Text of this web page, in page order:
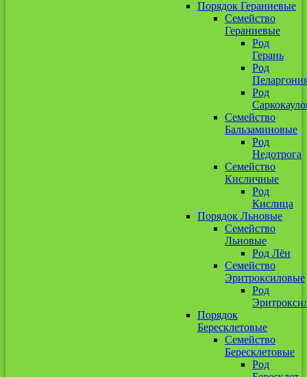
Порядок Гераниевые
Семейство
Гераниевые
Род
Герань
Род
Род
Семейство
Бальзаминовые
Род
Недотрога
Семейство
Кисличные
Род
Кислица
Порядок Льновые
Семейство
Льновые
Род Лён
Семейство
Эритроксиловые
Род
Порядок
Бересклетовые
Семейство
Бересклетовые
Род